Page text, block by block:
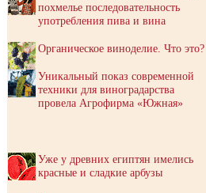
похмелье последовательность
употребления пива и вина
Органическое виноделие. Что это?
Уникальный показ современной
техники для виноградарства
провела Агрофирма «Южная»
Уже у древних египтян имелись
красные и сладкие арбузы